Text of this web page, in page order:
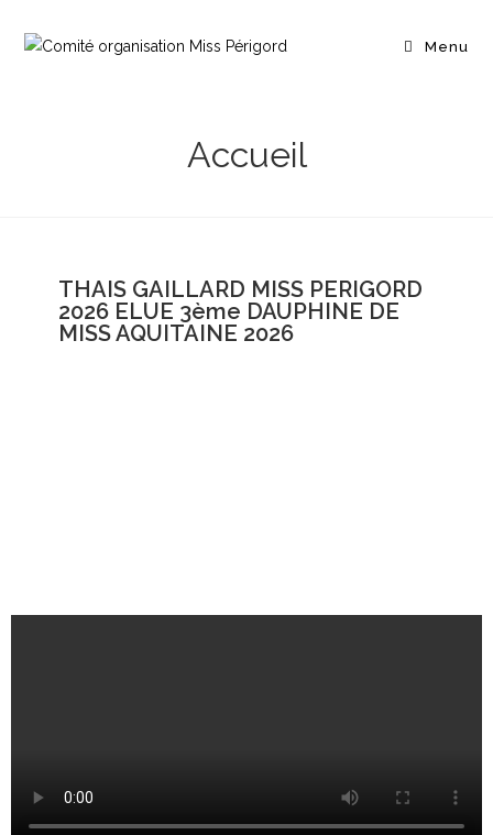
Menu
Accueil
THAIS GAILLARD MISS PERIGORD
2026 ELUE 3ème DAUPHINE DE
MISS AQUITAINE 2026